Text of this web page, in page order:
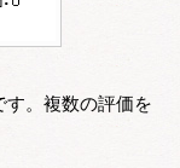
す。複数の評価を